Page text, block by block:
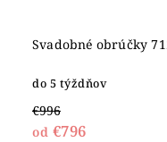
Svadobné obrúčky
do 5 týždňov
€996
od €796